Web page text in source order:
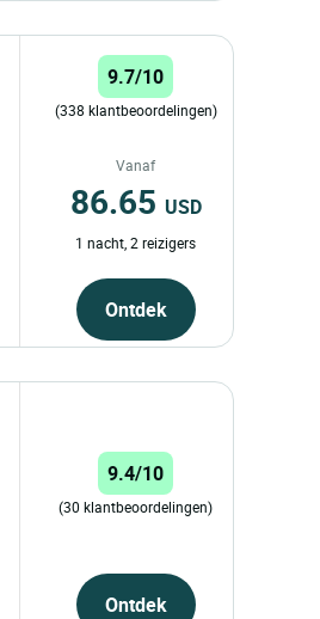
9.7/10
(338 klantbeoordelingen)
Vanaf
86.65 USD
1 nacht, 2 reizigers
Ontdek
9.4/10
(30 klantbeoordelingen)
Ontdek